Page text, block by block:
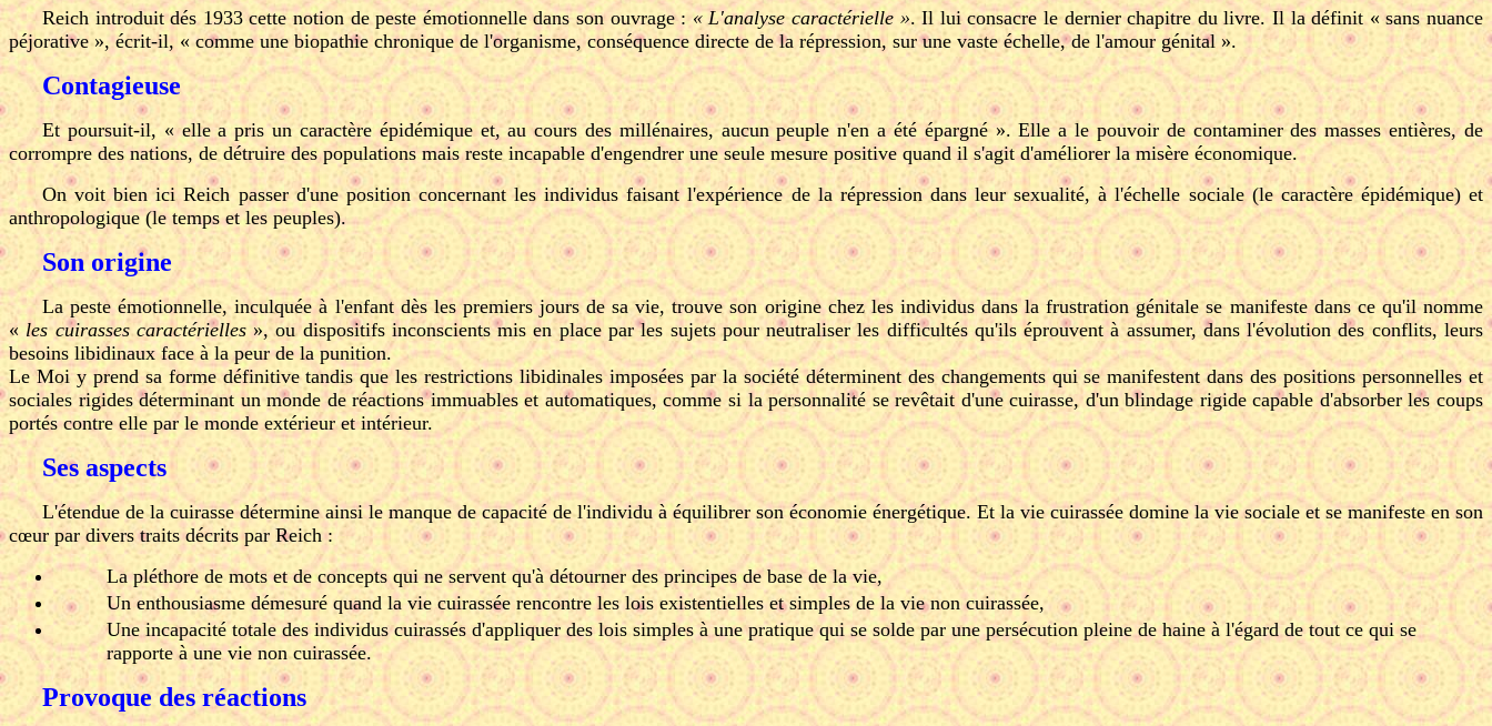
Reich introduit dés 1933 cette notion de peste émotionnelle dans son ouvrage :« L'analyse caractérielle ». Il lui consacre le dernier chapitre du livre. Il la définit « sans nuance
péjorative », écrit-il, « comme une biopathie chronique de l'organisme, conséquence directe de la répression, sur une vaste échelle, de l'amour génital ».
Contagieuse
Et poursuit-il, « elle a pris un caractère épidémique et, au cours des millénaires, aucun peuple n'en a été épargné ». Elle a le pouvoir de contaminer des masses entières, de
corrompre des nations, de détruire des populations mais reste incapable d'engendrer une seule mesure positive quand il s'agit d'améliorer la misère économique.
On voit bien ici Reich passer d'une position concernant les individus faisant l'expérience de la répression dans leur sexualité, à l'échelle sociale (le caractère épidémique) et
anthropologique (le temps et les peuples).
Son origine
La peste émotionnelle, inculquée à l'enfant dès les premiers jours de sa vie, trouve son origine chez les individus dans la frustration génitale se manifeste dans ce qu'il nomme
« les cuirasses caractérielles», ou dispositifs inconscients mis en place par les sujets pour neutraliser les difficultés qu'ils éprouvent à assumer, dans l'évolution des conflits, leurs
besoins libidinaux face à la peur de la punition.
Le Moi y prend sa forme définitive tandis que les restrictions libidinales imposées par la société déterminent des changements qui se manifestent dans des positions personnelles et
sociales rigides déterminant un monde de réactions immuables et automatiques, comme si la personnalité se revêtait d'une cuirasse, d'un blindage rigide capable d'absorber les coups
portés contre elle par le monde extérieur et intérieur.
Ses aspects
L'étendue de la cuirasse détermine ainsi le manque de capacité de l'individu à équilibrer son économie énergétique. Et la vie cuirassée domine la vie sociale et se manifeste en son
cœur par divers traits décrits par Reich :
La pléthore de mots et de concepts qui ne servent qu'à détourner des principes de base de la vie,
Un enthousiasme démesuré quand la vie cuirassée rencontre les lois existentielles et simples de la vie non cuirassée,
Une incapacité totale des individus cuirassés d'appliquer des lois simples à une pratique qui se solde par une persécution pleine de haine à l'égard de tout ce qui se
rapporte à une vie non cuirassée.
Provoque des réactions